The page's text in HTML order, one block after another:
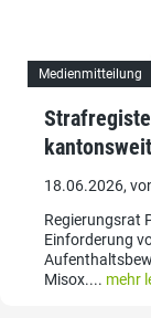
Medienmitteilung
18.06.2026,
Regierungsrat
Einforderung
Misox.... mehr